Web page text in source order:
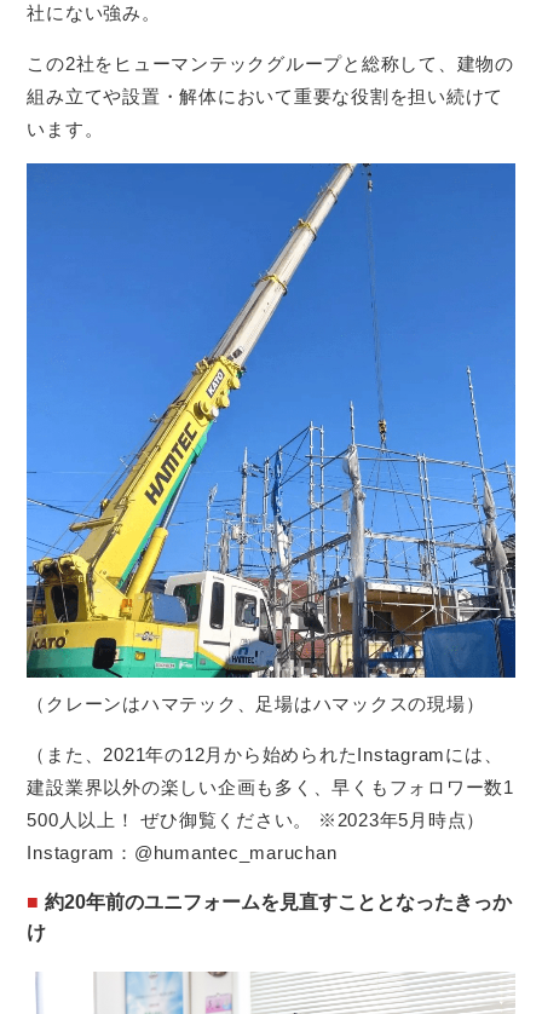
社にない強み。
この2社をヒューマンテックグループと総称して、建物の
組み立てや設置・解体において重要な役割を担い続けて
います。
（クレーンはハマテック、足場はハマックスの現場）
（また、2021年の12月から始められたInstagramには、
建設業界以外の楽しい企画も多く、早くもフォロワー数1
500人以上！ ぜひ御覧ください。 ※2023年5月時点）
Instagram： @humantec_maruchan
約20年前のユニフォームを見直すこととなったきっか
け